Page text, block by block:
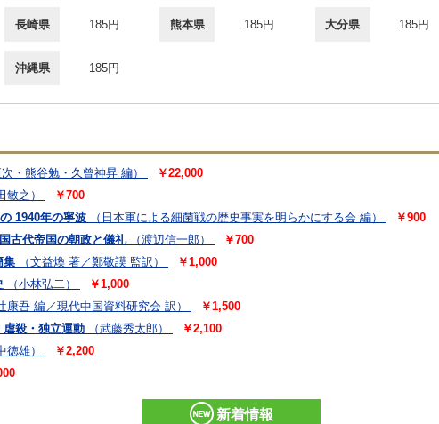
長崎県 185円 熊本県 185円 大分県 185円
沖縄県 185円
次・熊谷勉・久曾神昇 編）
￥22,000
敏之）
￥700
1940年の寧波
（日本軍による細菌戦の歴史事実を明らかにする会 編）
￥900
古代帝国の朝政と儀礼
（渡辺信一郎）
￥700
集
（文益煥 著／鄭敬謨 監訳）
￥1,000
（小林弘二）
￥1,000
康吾 編／現代中国資料研究会 訳）
￥1,500
殺・独立運動
（武藤秀太郎）
￥2,100
徳雄）
￥2,200
新着情報